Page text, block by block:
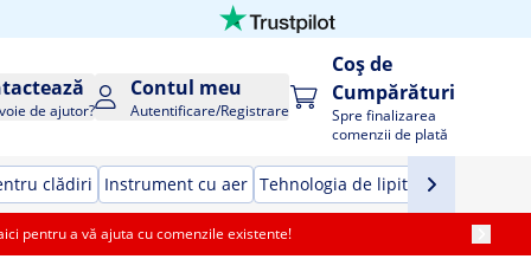
de ajutor?
Contul meu
Autentificare/Registrare
Coș de
Cumpărături
Spre finalizarea
comenzii de plată
clădiri Instrument cu aer Tehnologia de lipit Unelte de
pentru a vă ajuta cu comenzile existente!